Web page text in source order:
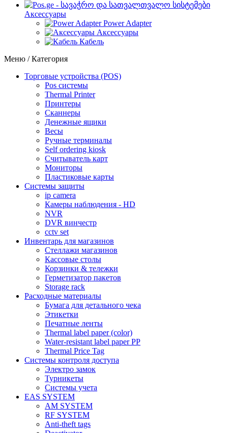
Аксессуары
Power Adapter
Аксессуары
Кабель
Меню / Категория
Торговые устройства (POS)
Pos системы
Thermal Printer
Принтеры
Сканнеры
Денежные ящики
Весы
Ручные терминалы
Self ordering kiosk
Считыватель карт
Мониторы
Пластиковые карты
Cистемы защиты
ip camera
Камеры наблюдения - HD
NVR
DVR винчестр
cctv set
Инвентарь для магазинов
Стеллажи магазинов
Кассовые столы
Корзинки & тележки
Герметизатор пакетов
Storage rack
Расходные материалы
Бумага для детального чека
Этикетки
Печатные ленты
Thermal label paper (color)
Water-resistant label paper PP
Thermal Price Tag
Системы контроля доступа
Электро замок
Турникеты
Cистемы учета
EAS SYSTEM
AM SYSTEM
RF SYSTEM
Anti-theft tags